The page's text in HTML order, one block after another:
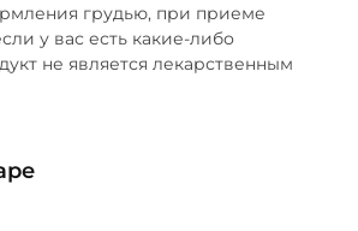
грудью, при приеме
у вас есть какие-либо
не является лекарственным